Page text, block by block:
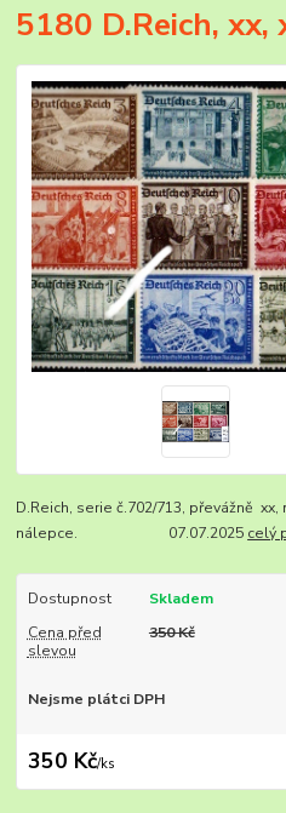
5180 D.Reich, xx,
D.Reich, serie č.702/713, převážně
nálepce. 07.07.2025 celý
Dostupnost
Skladem
Cena před
slevou
350 Kč
Nejsme plátci DPH
350 Kč/ks